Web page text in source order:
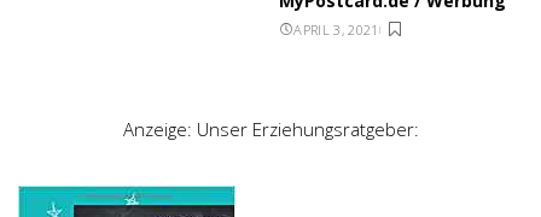
APRIL 3, 2021
Anzeige: Unser Erziehungsratgeber: